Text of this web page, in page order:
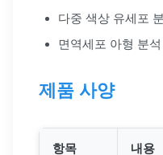
다중 색상 유세포
면역세포 아형 분
제품 사양
항목 내용